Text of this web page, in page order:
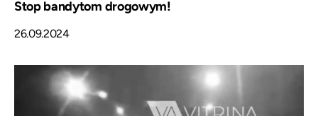
Stop bandytom drogowym!
26.09.2024